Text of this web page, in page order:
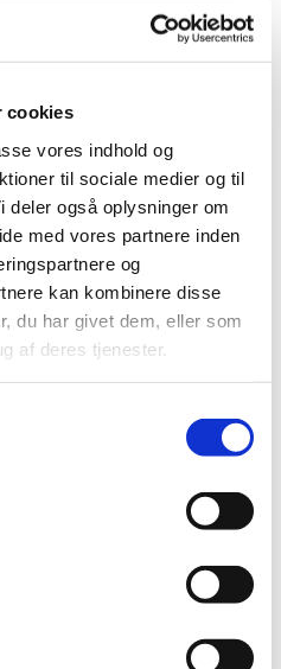
cookies
vores indhold og
til sociale medier og til
også oplysninger om
med vores partnere inden
og
kan kombinere disse
du har givet dem, eller som
af deres tjenester.
i Sankt Hans Kirkes
hos korleder Sanne